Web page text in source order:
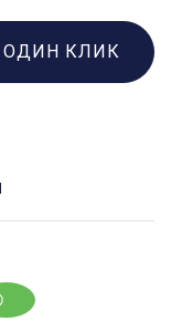
ОДИН КЛИК